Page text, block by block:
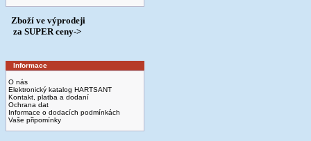
Zboží ve výprodeji
­ za SUPER ceny->
Informace
O nás
Elektronický katalog HARTSANT
Kontakt, platba a dodaní
Ochrana dat
Informace o dodacích podmínkách
Vaše připomínky